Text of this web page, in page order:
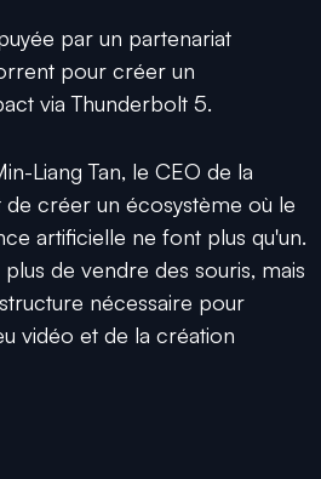
par un partenariat
pour créer un
via Thunderbolt 5.
Liang Tan, le CEO de la
de créer un écosystème où le
artificielle ne font plus qu'un.
de vendre des souris, mais
nécessaire pour
vidéo et de la création